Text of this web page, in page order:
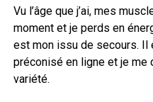
Vu l’âge que j’ai, mes
moment et je perds en
est mon issu de secours.
préconisé en ligne et je me
variété.